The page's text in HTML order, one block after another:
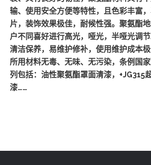
输、使用安全方便等特性，且色彩丰富
片，装饰效果极佳，耐候性强。聚氨酯
户不同喜好进行高光，哑光，半哑光调
清洁保养，易维护修补，使用维护成本
所用材料无毒、无味、无污染，条例国
列包括：油性聚氨酯罩面清漆，+JG315
漆……